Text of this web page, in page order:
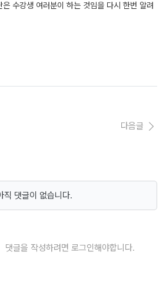
수강생 여러분이 하는 것임을 다시 한번 알려
다음글
직 댓글이 없습니다.
댓글을 작성하려면 로그인해야합니다.